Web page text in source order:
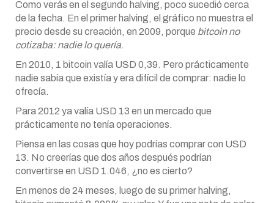
Como verás en el segundo halving, poco sucedió cerca
de la fecha. En el primer halving, el gráfico no muestra el
precio desde su creación, en 2009, porque bitcoin no
cotizaba: nadie lo quería.
En 2010, 1 bitcoin valía USD 0,39. Pero prácticamente
nadie sabía que existía y era difícil de comprar: nadie lo
ofrecía.
Para 2012 ya valía USD 13 en un mercado que
prácticamente no tenía operaciones.
Piensa en las cosas que hoy podrías comprar con USD
13. No creerías que dos años después podrían
convertirse en USD 1.046, ¿no es cierto?
En menos de 24 meses, luego de su primer halving,